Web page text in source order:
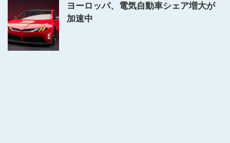
ヨーロッパ、電気自動車シェア増大が
加速中